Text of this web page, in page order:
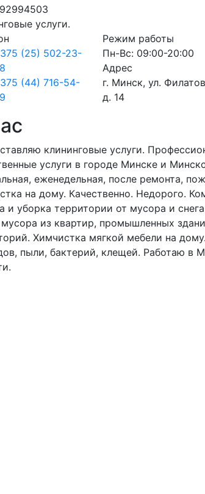
услуги.
(25) 502-23-
(44) 716-54-
Режим работы
Пн-Вс: 09:00-20:00
Адрес
г. Минск, ул.
д. 14
клининговые услуги.
услуги в городе Минске и
еженедельная, после ремонта,
на дому. Качественно. Недорого.
и уборка территории от мусора и
из квартир, промышленных
Химчистка мягкой мебели на
пыли, бактерий, клещей. Работаю в